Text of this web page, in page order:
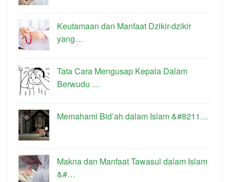
Keutamaan dan Manfaat Dzikir-dzikir
yang…
Tata Cara Mengusap Kepala Dalam
Berwudu …
Memahami Bid’ah dalam Islam &#8211…
Makna dan Manfaat Tawasul dalam Islam
&#…